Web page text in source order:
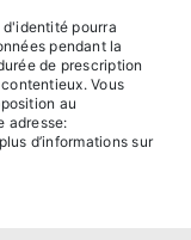
pourra
pendant la
de prescription
Vous
au
adresse:
d’informations sur